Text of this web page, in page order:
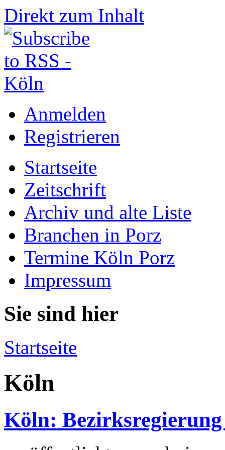
Direkt zum Inhalt
Anmelden
Registrieren
Startseite
Zeitschrift
Archiv und alte Liste
Branchen in Porz
Termine Köln Porz
Impressum
Sie sind hier
Startseite
Köln
Köln: